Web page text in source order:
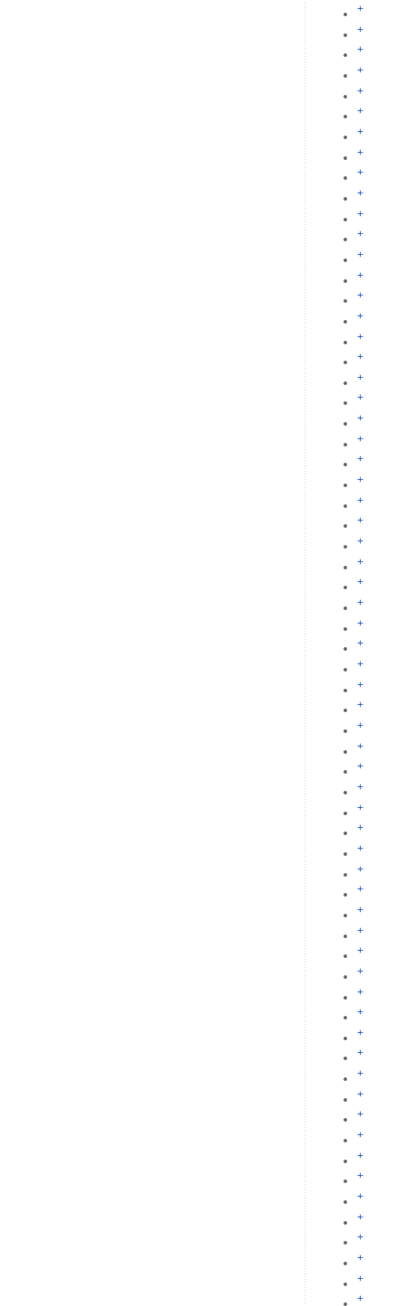
+
+
+
+
+
+
+
+
+
+
+
+
+
+
+
+
+
+
+
+
+
+
+
+
+
+
+
+
+
+
+
+
+
+
+
+
+
+
+
+
+
+
+
+
+
+
+
+
+
+
+
+
+
+
+
+
+
+
+
+
+
+
+
+